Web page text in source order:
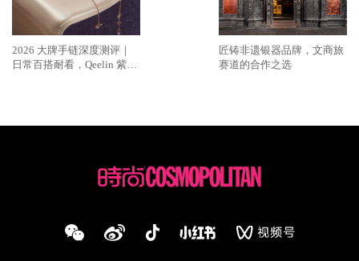
2026 大牌手链深度测评｜
日常百搭耐看，Qeelin 紫翡
匠铸非遗银器品牌，文商旅
赛道的合作之选